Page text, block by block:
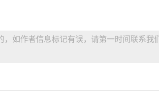
如作者信息标记有误，请第一时间联系我们